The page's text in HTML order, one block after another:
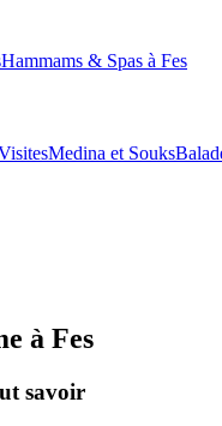
Hammams & Spas à Fes
Medina et Souks
à Fes
savoir